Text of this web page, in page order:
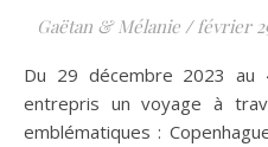
Gaëtan & Mélanie / février
Du 29 décembre 2023 au 4 janvier 2024, nous avons
entrepris un voyage à
emblématiques :